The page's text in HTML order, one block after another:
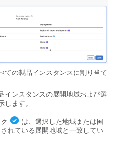
ての製品インスタンスに割り当て
インスタンスの展開地域および選
します。
は、選択した地域または国
れている展開地域と一致してい